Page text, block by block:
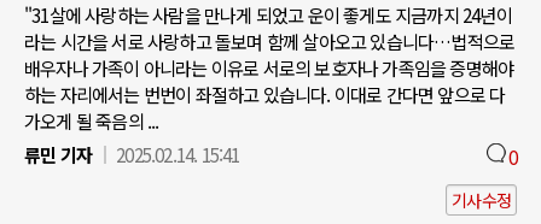
"31살에 사랑하는 사람을 만나게 되었고 운이 좋게도 지금까지 24년이
라는 시간을 서로 사랑하고 돌보며 함께 살아오고 있습니다…법적으로
배우자나 가족이 아니라는 이유로 서로의 보호자나 가족임을 증명해야
하는 자리에서는 번번이 좌절하고 있습니다. 이대로 간다면 앞으로 다
가오게 될 죽음의 ...
류민 기자
2025.02.14. 15:41 0
기사수정